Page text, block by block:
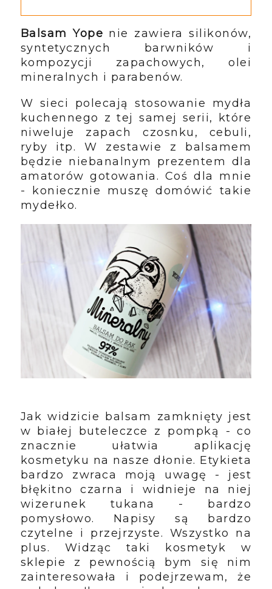
Balsam Yope nie zawiera silikonów,
syntetycznych barwników i
kompozycji zapachowych, olei
mineralnych i parabenów.
W sieci polecają stosowanie mydła
kuchennego z tej samej serii, które
niweluje zapach czosnku, cebuli,
ryby itp. W zestawie z balsamem
będzie niebanalnym prezentem dla
amatorów gotowania. Coś dla mnie
- koniecznie muszę domówić takie
mydełko.
Jak widzicie balsam zamknięty jest
w białej buteleczce z pompką - co
znacznie ułatwia aplikację
kosmetyku na nasze dłonie. Etykieta
bardzo zwraca moją uwagę - jest
błękitno czarna i widnieje na niej
wizerunek tukana - bardzo
pomysłowo. Napisy są bardzo
czytelne i przejrzyste. Wszystko na
plus. Widząc taki kosmetyk w
sklepie z pewnością bym się nim
zainteresowała i podejrzewam, że